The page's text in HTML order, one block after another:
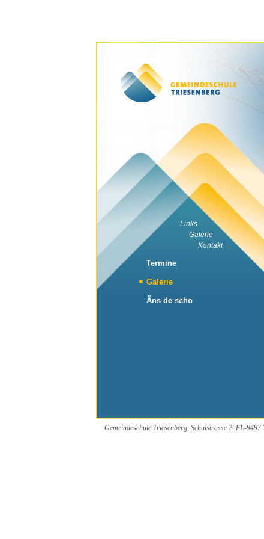
Links
Galerie
Kontakt
Termine
Galerie
Äns de scho
Gemeindeschule Triesenberg, Schulstrasse 2, FL-